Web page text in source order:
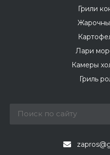
Грили
Лари
Камеры
Гриль